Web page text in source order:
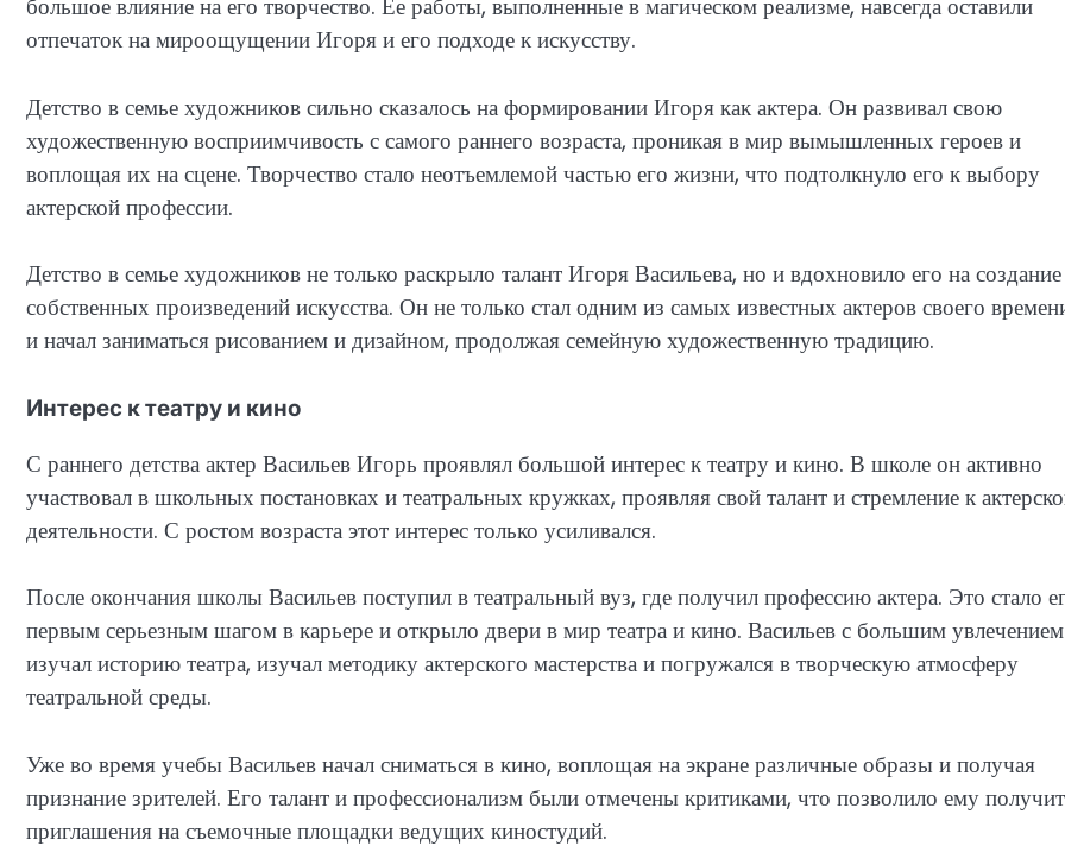
большое влияние на его творчество. Ее работы, выполненные в магическом реализме, навсегда оставили
отпечаток на мироощущении Игоря и его подходе к искусству.
Детство в семье художников сильно сказалось на формировании Игоря как актера. Он развивал свою
художественную восприимчивость с самого раннего возраста, проникая в мир вымышленных героев и
воплощая их на сцене. Творчество стало неотъемлемой частью его жизни, что подтолкнуло его к выбору
актерской профессии.
Детство в семье художников не только раскрыло талант Игоря Васильева, но и вдохновило его на создание
собственных произведений искусства. Он не только стал одним из самых известных актеров своего
и начал заниматься рисованием и дизайном, продолжая семейную художественную традицию.
Интерес к театру и кино
С раннего детства актер Васильев Игорь проявлял большой интерес к театру и кино. В школе он активно
участвовал в школьных постановках и театральных кружках, проявляя свой талант и стремление к
деятельности. С ростом возраста этот интерес только усиливался.
После окончания школы Васильев поступил в театральный вуз, где получил профессию актера. Это стало
первым серьезным шагом в карьере и открыло двери в мир театра и кино. Васильев с большим увлечением
изучал историю театра, изучал методику актерского мастерства и погружался в творческую атмосферу
театральной среды.
Уже во время учебы Васильев начал сниматься в кино, воплощая на экране различные образы и получая
признание зрителей. Его талант и профессионализм были отмечены критиками, что позволило ему
приглашения на съемочные площадки ведущих киностудий.